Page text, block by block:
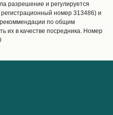
разрешение и регулируется
номер 313486) и
по общим
их в качестве посредника. Номер